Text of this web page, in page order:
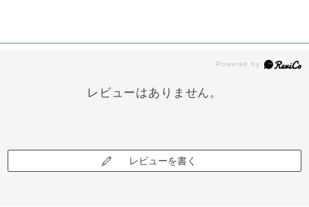
レビューはありません。
レビューを書く